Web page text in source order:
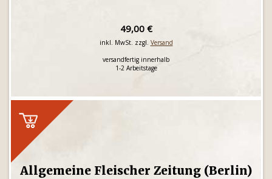
49,00 €
inkl. MwSt. zzgl. Versand
versandfertig innerhalb
1-2 Arbeitstage
Allgemeine Fleischer Zeitung (Berlin)